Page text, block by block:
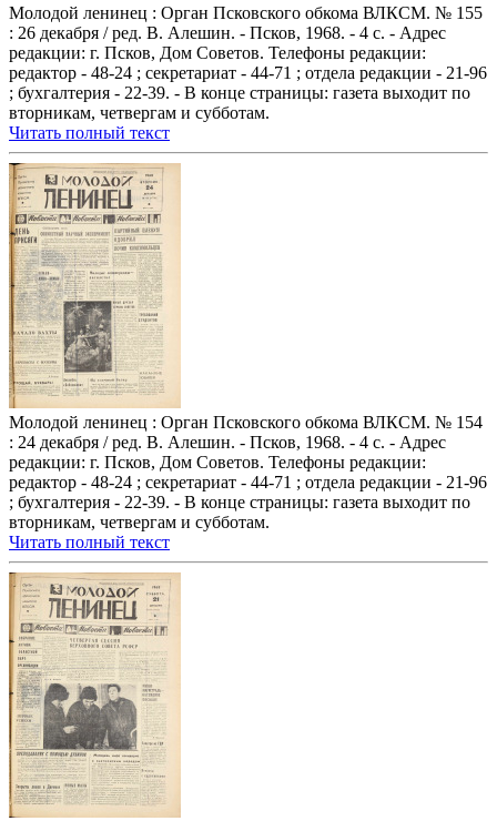
Молодой ленинец : Орган Псковского обкома ВЛКСМ. № 155
: 26 декабря / ред. В. Алешин. - Псков, 1968. - 4 с. - Адрес
редакции: г. Псков, Дом Советов. Телефоны редакции:
редактор - 48-24 ; секретариат - 44-71 ; отдела редакции - 21-96
; бухгалтерия - 22-39. - В конце страницы: газета выходит по
вторникам, четвергам и субботам.
Читать полный текст
Молодой ленинец : Орган Псковского обкома ВЛКСМ. № 154
: 24 декабря / ред. В. Алешин. - Псков, 1968. - 4 с. - Адрес
редакции: г. Псков, Дом Советов. Телефоны редакции:
редактор - 48-24 ; секретариат - 44-71 ; отдела редакции - 21-96
; бухгалтерия - 22-39. - В конце страницы: газета выходит по
вторникам, четвергам и субботам.
Читать полный текст